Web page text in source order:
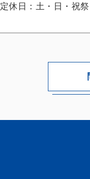
定休日： 土・日・祝